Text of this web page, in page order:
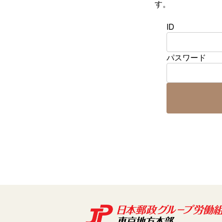
す。
ID
パスワード